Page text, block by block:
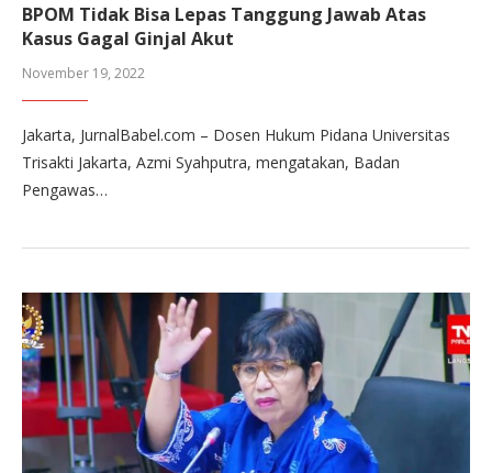
BPOM Tidak Bisa Lepas Tanggung Jawab Atas
Kasus Gagal Ginjal Akut
November 19, 2022
Jakarta, JurnalBabel.com – Dosen Hukum Pidana Universitas
Trisakti Jakarta, Azmi Syahputra, mengatakan, Badan
Pengawas…